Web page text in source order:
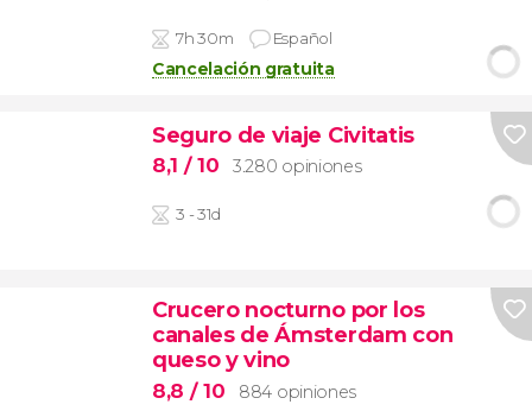
7h 30m Español
Cancelación gratuita
Seguro de viaje Civitatis
8,1 / 10 3.280 opiniones
3 - 31d
Crucero nocturno por los
canales de Ámsterdam con
queso y vino
8,8 / 10 884 opiniones